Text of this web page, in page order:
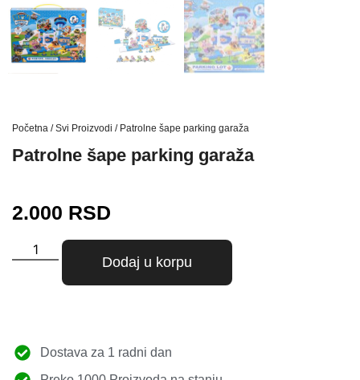
Početna /Svi Proizvodi / Patrolne šape parking garaža
Patrolne šape parking garaža
2.000 RSD
Dodaj u korpu
Dostava za 1 radni dan